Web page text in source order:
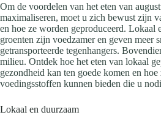
Om de voordelen van het eten van
maximaliseren, moet u zich bewust zijn
en hoe ze worden geproduceerd. Lokaal
groenten zijn voedzamer en geven meer
getransporteerde tegenhangers.
milieu. Ontdek hoe het eten van lokaal
gezondheid kan ten goede komen en
voedingsstoffen kunnen bieden die u
Lokaal en duurzaam